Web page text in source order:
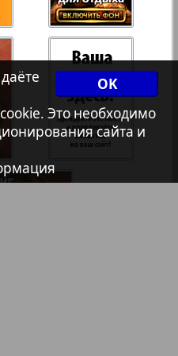
OK
Это необходимо
сайта и